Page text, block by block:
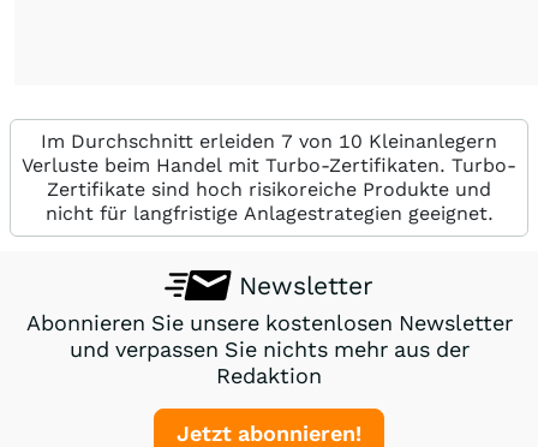
Im Durchschnitt erleiden 7 von 10 Kleinanlegern
Verluste beim Handel mit Turbo-Zertifikaten. Turbo-
Zertifikate sind hoch risikoreiche Produkte und
nicht für langfristige Anlagestrategien geeignet.
Newsletter
Abonnieren Sie unsere kostenlosen Newsletter
und verpassen Sie nichts mehr aus der
Redaktion
Jetzt abonnieren!